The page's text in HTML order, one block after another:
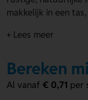
makkelijk in een
je het setje meteen
Voordelen
Compact
+ Lees meer
Bereken
Al vanaf€ 0,71 per